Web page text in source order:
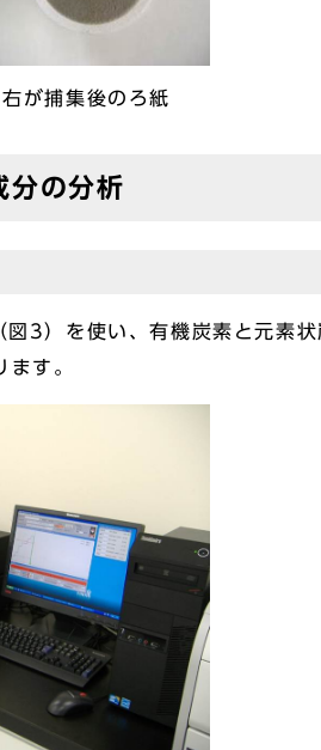
が捕集後のろ紙
の分析
3）を使い、有機炭素と元素
す。